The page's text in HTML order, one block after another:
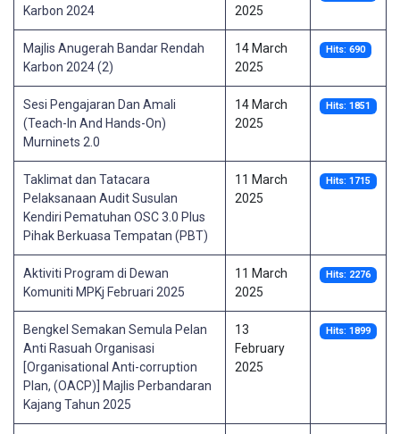
Karbon 2024
2025
Majlis Anugerah Bandar Rendah
Karbon 2024 (2)
14 March
2025
Hits: 690
Sesi Pengajaran Dan Amali
(Teach-In And Hands-On)
Murninets 2.0
14 March
2025
Hits: 1851
Taklimat dan Tatacara
Pelaksanaan Audit Susulan
Kendiri Pematuhan OSC 3.0 Plus
Pihak Berkuasa Tempatan (PBT)
11 March
2025
Hits: 1715
Aktiviti Program di Dewan
Komuniti MPKj Februari 2025
11 March
2025
Hits: 2276
Bengkel Semakan Semula Pelan
Anti Rasuah Organisasi
[Organisational Anti-corruption
Plan, (OACP)] Majlis Perbandaran
Kajang Tahun 2025
13
February
2025
Hits: 1899